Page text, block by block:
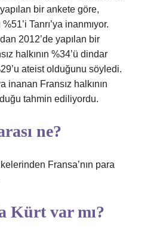
bir ankete göre,
%51’i Tanrı’ya inanmıyor.
2012’de yapılan bir
halkının %34’ü dindar
ateist olduğunu söyledi.
inanan Fransız halkının
tahmin ediliyordu.
ne?
Fransa’nın para
Kürt var mı?